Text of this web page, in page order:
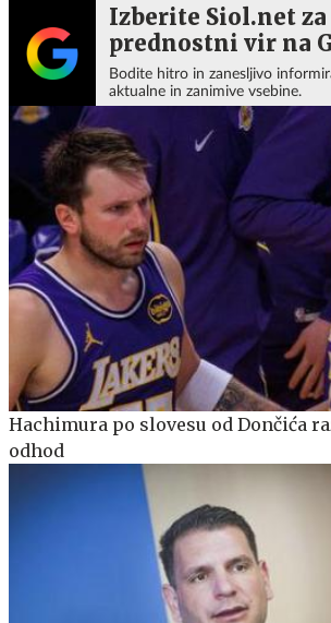
Izberite Siol.net za
prednostni vir na
Bodite hitro in zanesljivo
aktualne in zanimive vsebine.
Hachimura po slovesu od Dončića
odhod